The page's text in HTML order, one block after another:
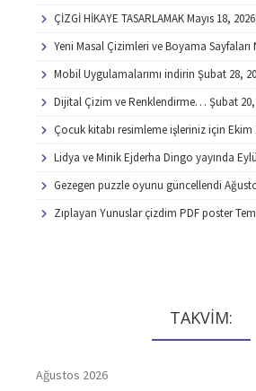
ÇİZGİ HİKAYE TASARLAMAKMayıs 18, 2026
Yeni Masal Çizimleri ve Boyama Sayfaları
Mobil Uygulamalarımı indirin Şubat 28,
Dijital Çizim ve Renklendirme… Şubat
Çocuk kitabı resimleme işleriniz için Ekim
Lidya ve Minik Ejderha Dingo yayında
Gezegen puzzle oyunu güncellendi
Zıplayan Yunuslar çizdim PDF poster
TAKVİM:
Ağustos 2026